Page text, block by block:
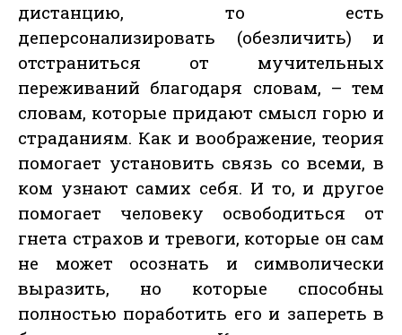
дистанцию, то есть
деперсонализировать (обезличить) и
отстраниться от мучительных
переживаний благодаря словам, – тем
словам, которые придают смысл горю и
страданиям. Как и воображение, теория
помогает установить связь со всеми, в
ком узнают самих себя. И то, и другое
помогает человеку освободиться от
гнета страхов и тревоги, которые он сам
не может осознать и символически
выразить, но которые способны
полностью поработить его и запереть в